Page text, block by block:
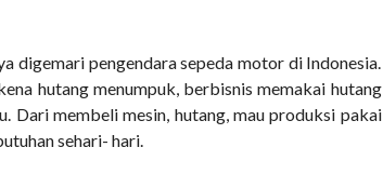
digemari pengendara sepeda motor di Indonesia.
hutang menumpuk, berbisnis memakai hutang
Dari membeli mesin, hutang, mau produksi pakai
sehari- hari.